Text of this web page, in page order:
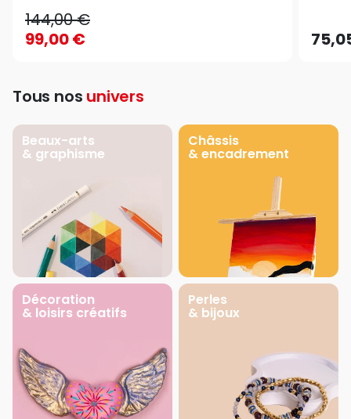
144,00 €
99,00 €
Tous nos univers
Beaux-arts
& graphisme
Châssis
& encadrement
Décoration
& loisirs créatifs
Perles
& bijoux